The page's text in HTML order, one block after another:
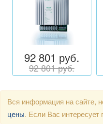
92 801 руб.
92 801 руб.
Вся информация на сайте,
цены. Если Вас